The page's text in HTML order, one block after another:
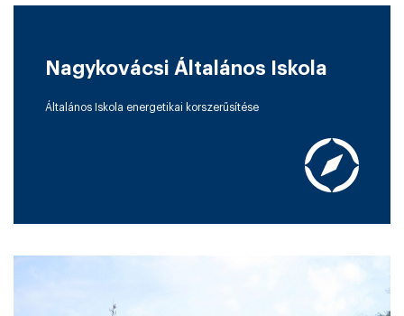
Nagykovácsi Általános Iskola
Általános Iskola energetikai korszerűsítése